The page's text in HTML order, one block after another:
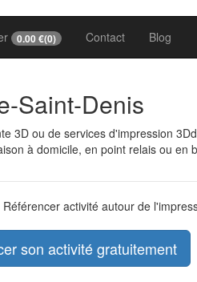
0.00 €(0) Contact Blog
Saint-Denis
3D ou de services d'impression
à domicile, en point relais ou en
activité autour de
son activité gratuitement